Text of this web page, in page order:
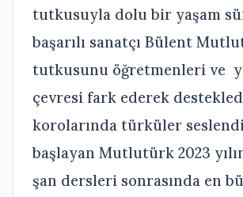
tutkusuyla dolu bir yaşam
başarılı sanatçı Bülent
tutkusunu öğretmenleri ve
çevresi fark ederek
korolarında türküler
başlayan Mutlutürk 2023
şan dersleri sonrasında en